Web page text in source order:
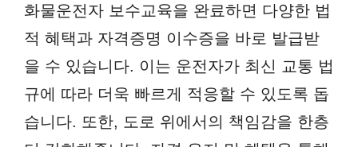
화물운전자 보수교육을 완료하면 다양한 법
적 혜택과 자격증명 이수증을 바로 발급받
을 수 있습니다. 이는 운전자가 최신 교통 법
규에 따라 더욱 빠르게 적응할 수 있도록 돕
습니다. 또한, 도로 위에서의 책임감을 한층